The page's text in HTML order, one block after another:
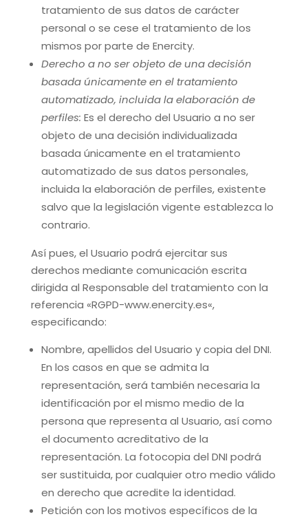
tratamiento de sus datos de carácter
personal o se cese el tratamiento de los
mismos por parte de Enercity.
Derecho a no ser objeto de una decisión
basada únicamente en el tratamiento
automatizado, incluida la elaboración de
perfiles: Es el derecho del Usuario a no ser
objeto de una decisión individualizada
basada únicamente en el tratamiento
automatizado de sus datos personales,
incluida la elaboración de perfiles, existente
salvo que la legislación vigente establezca lo
contrario.
Así pues, el Usuario podrá ejercitar sus
derechos mediante comunicación escrita
dirigida al Responsable del tratamiento con la
referencia «RGPD-www.enercity.es«,
especificando:
Nombre, apellidos del Usuario y copia del DNI.
En los casos en que se admita la
representación, será también necesaria la
identificación por el mismo medio de la
persona que representa al Usuario, así como
el documento acreditativo de la
representación. La fotocopia del DNI podrá
ser sustituida, por cualquier otro medio válido
en derecho que acredite la identidad.
Petición con los motivos específicos de la